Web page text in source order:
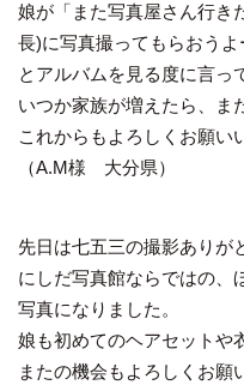
娘が「また写真屋さん行き
長)に写真撮ってもらおうよ
とアルバムを見る度に言っ
いつか家族が増えたら、ま
これからもよろしくお願い
（A.M様 大分県）
先日は七五三の撮影ありが
にしだ写真館ならではの、
写真になりました。
娘も初めてのヘアセットや
またの機会もよろしくお願